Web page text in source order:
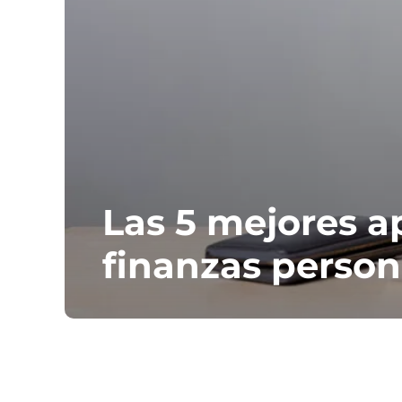
Las 5 mejores
finanzas